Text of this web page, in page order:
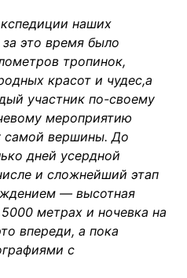
наших
это время было
тропинок,
красот и чудес,а
участник по-своему
мероприятию
вершины. До
дней усердной
и сложнейший этап
— высотная
метрах и ночевка на
впереди, а пока
с